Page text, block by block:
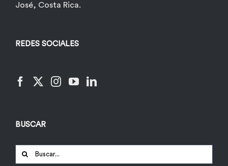
José, Costa Rica.
REDES SOCIALES
BUSCAR
Buscar: